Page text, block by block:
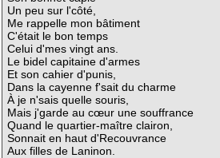
Un peu sur l'côté,
Me rappelle mon bâtiment
C'était le bon temps
Celui d'mes vingt ans.
Le bidel capitaine d'armes
Et son cahier d'punis,
Dans la cayenne f'sait du charme
À je n'sais quelle souris,
Mais j'garde au cœur une souffrance
Quand le quartier-maître clairon,
Sonnait en haut d'Recouvrance
Aux filles de Laninon.